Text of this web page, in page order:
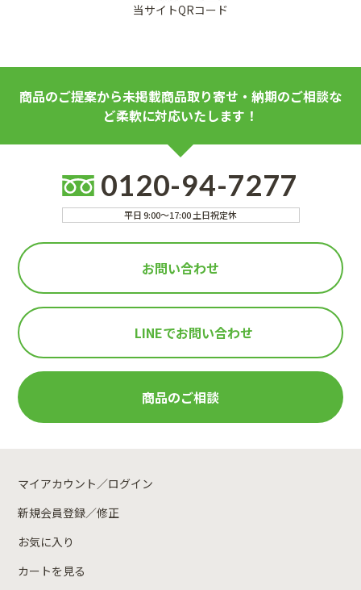
当サイトQRコード
商品のご提案から未掲載商品取り寄せ・納期のご相談な
ど柔軟に対応いたします！
0120-94-7277
平日 9:00～17:00 土日祝定休
お問い合わせ
LINEでお問い合わせ
商品のご相談
マイアカウント／ログイン
新規会員登録／修正
お気に入り
カートを見る